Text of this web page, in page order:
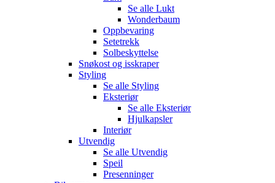
Se alle Lukt
Wonderbaum
Oppbevaring
Setetrekk
Solbeskyttelse
Snøkost og isskraper
Styling
Se alle Styling
Eksteriør
Se alle Eksteriør
Hjulkapsler
Interiør
Utvendig
Se alle Utvendig
Speil
Presenninger